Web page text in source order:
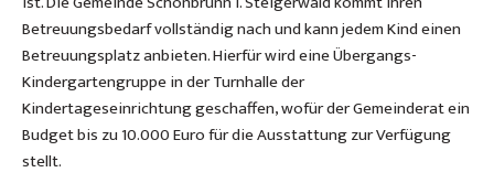
Betreuungsbedarf vollständig nach und kann jedem Kind einen
Betreuungsplatz anbieten. Hierfür wird eine Übergangs-
Kindergartengruppe in der Turnhalle der
Kindertageseinrichtung geschaffen, wofür der Gemeinderat ein
Budget bis zu 10.000 Euro für die Ausstattung zur Verfügung
stellt.